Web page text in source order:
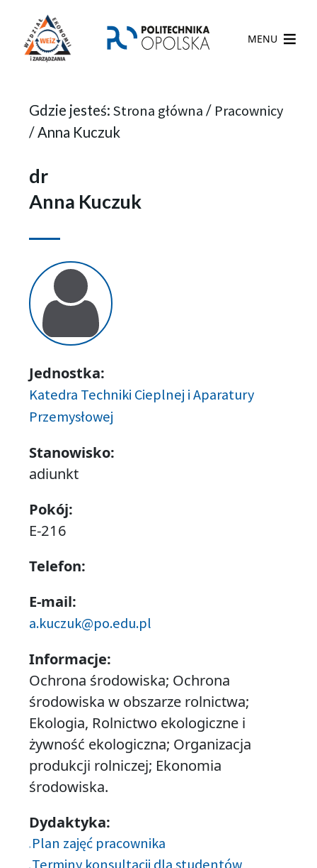
MENU
Gdzie jesteś: Strona główna / Pracownicy
/ Anna Kuczuk
dr
Anna Kuczuk
Jednostka:
Katedra Techniki Cieplnej i Aparatury
Przemysłowej
Stanowisko:
adiunkt
Pokój:
E-216
Telefon:
E-mail:
a.kuczuk@po.edu.pl
Informacje:
Ochrona środowiska; Ochrona
środowiska w obszarze rolnictwa;
Ekologia, Rolnictwo ekologiczne i
żywność ekologiczna; Organizacja
produkcji rolniczej; Ekonomia
środowiska.
Dydaktyka:
Plan zajęć pracownika